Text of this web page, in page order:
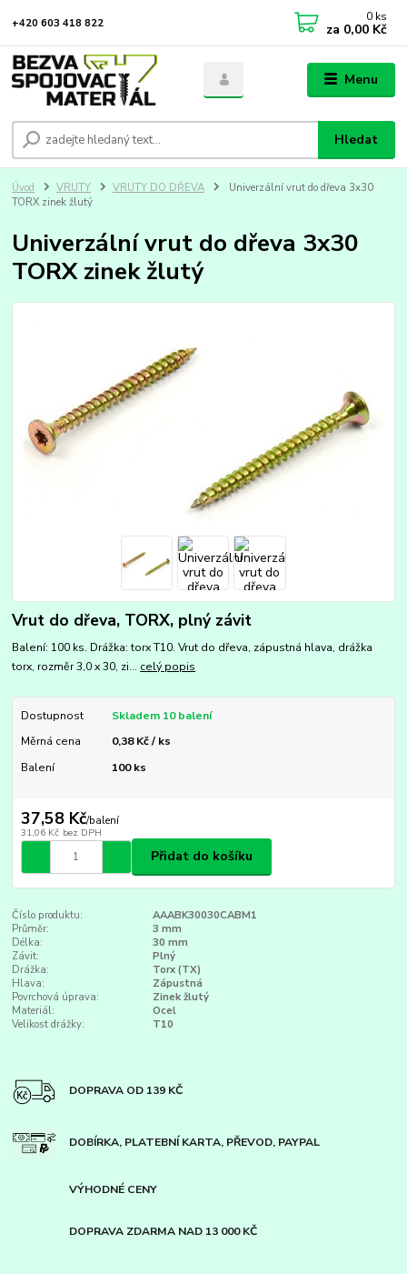
Menu
Hledat
+420 603 418 822 0 ks
za 0,00 Kč
Úvod VRUTY VRUTY DO DŘEVA
Univerzální vrut do dřeva 3x30
TORX zinek žlutý
Univerzální vrut do dřeva 3x30
TORX zinek žlutý
Vrut do dřeva, TORX, plný závit
Balení: 100 ks. Drážka: torx T10. Vrut do dřeva, zápustná hlava, drážka
torx, rozměr 3,0 x 30, zi... celý popis
Dostupnost
Skladem 10 balení
Měrná cena
0,38 Kč / ks
Balení
100 ks
37,58 Kč/balení
31,06 Kč bez DPH
Přidat do košíku
Číslo produktu:
AAABK30030CABM1
Průměr:
3 mm
Délka:
30 mm
Závit:
Plný
Drážka:
Torx (TX)
Hlava:
Zápustná
Povrchová úprava:
Zinek žlutý
Materiál:
Ocel
Velikost drážky:
T10
DOPRAVA OD 139 KČ
DOBÍRKA, PLATEBNÍ KARTA, PŘEVOD, PAYPAL
VÝHODNÉ CENY
DOPRAVA ZDARMA NAD 13 000 KČ